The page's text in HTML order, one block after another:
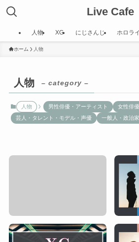
Live Cafe
人物 XG にじさんじ ホロラ
ホーム 人物
人物 – category –
人物 男性俳優・アーティスト
女性俳
芸人・タレント・モデル・声優
一般人・政治